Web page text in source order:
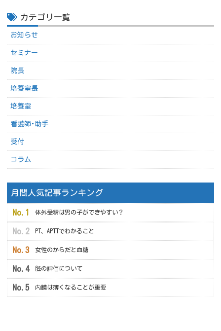
カテゴリ一覧
お知らせ
セミナー
院長
培養室長
培養室
看護師･助手
受付
コラム
月間人気記事ランキング
体外受精は男の子ができやすい？
PT、APTTでわかること
女性のからだと血糖
胚の評価について
内膜は薄くなることが重要